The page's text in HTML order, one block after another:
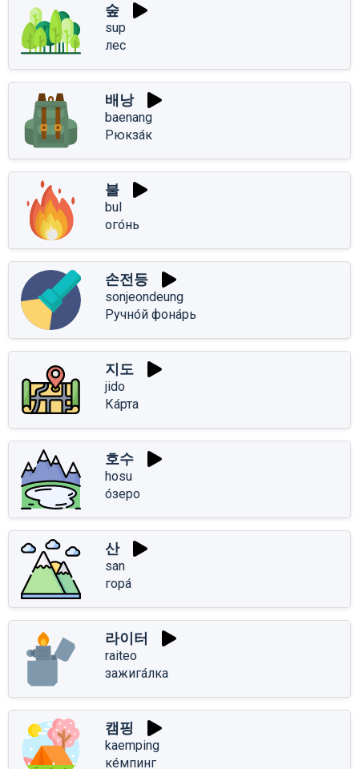
숲
sup
лес
배낭
baenang
Рюкза́к
불
bul
ого́нь
손전등
sonjeondeung
Ручно́й фона́рь
지도
jido
Ка́рта
호수
hosu
о́зеро
산
san
гора́
라이터
raiteo
зажига́лка
캠핑
kaemping
ке́мпинг